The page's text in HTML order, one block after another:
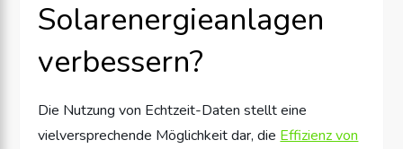
Solarenergieanlagen
verbessern?
Die Nutzung von Echtzeit-Daten stellt eine
vielversprechende Möglichkeit dar, die Effizienz von